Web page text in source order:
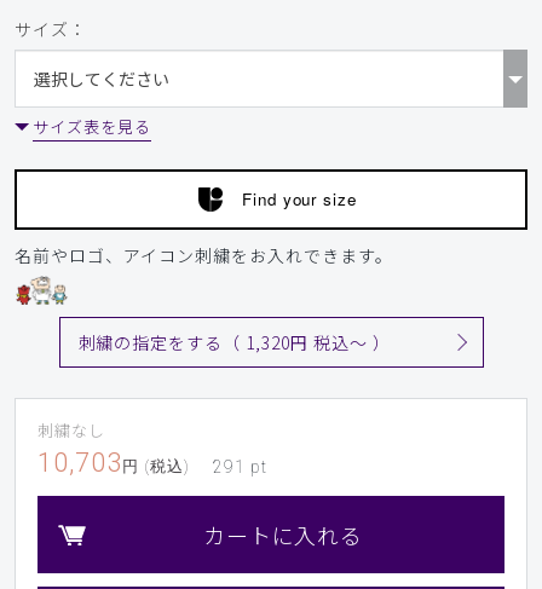
サイズ：
サイズ表を見る
Find your size
名前やロゴ、アイコン刺繍をお入れできます。
刺繍の指定をする（ 1,320円 税込〜 ）
刺繍なし
10,703 円 (税込) 291 pt
カートに入れる